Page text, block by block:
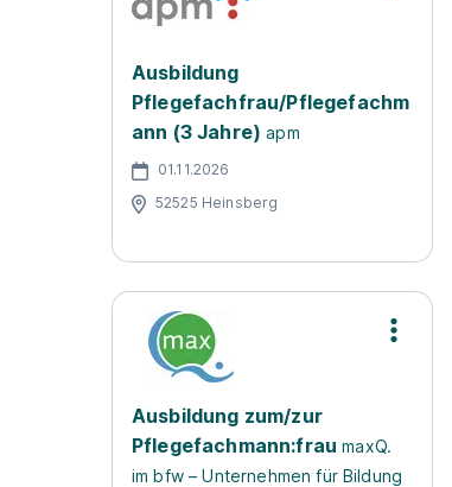
Ausbildung
Pflegefachfrau/Pflegefachm
ann (3 Jahre) apm
01.11.2026
52525 Heinsberg
Ausbildung zum/zur
Pflegefachmann:frau maxQ.
im bfw – Unternehmen für Bildung